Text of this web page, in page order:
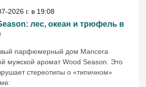
2026 г. в 19:08
лес, океан и трюфель в
парфюмерный дом Mancera
мужской аромат Wood Season. Это
стереотипы о «типичном»